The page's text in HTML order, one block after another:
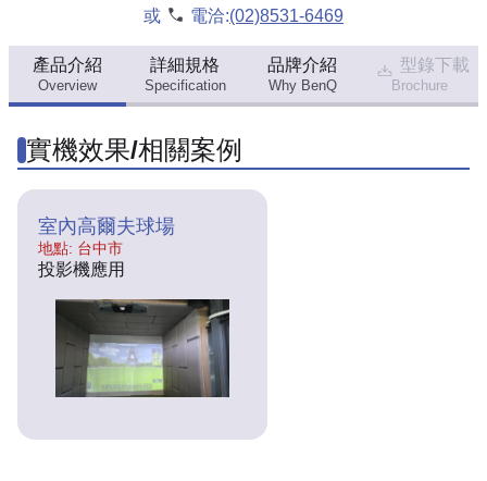
或 電洽:(02)8531-6469
產品介紹
Overview
詳細規格
Specification
品牌介紹
Why BenQ
型錄下載
Brochure
實機效果/相關案例
室內高爾夫球場
地點: 台中市
投影機應用